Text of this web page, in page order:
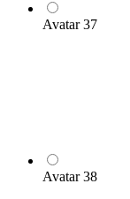
Avatar 37
Avatar 38